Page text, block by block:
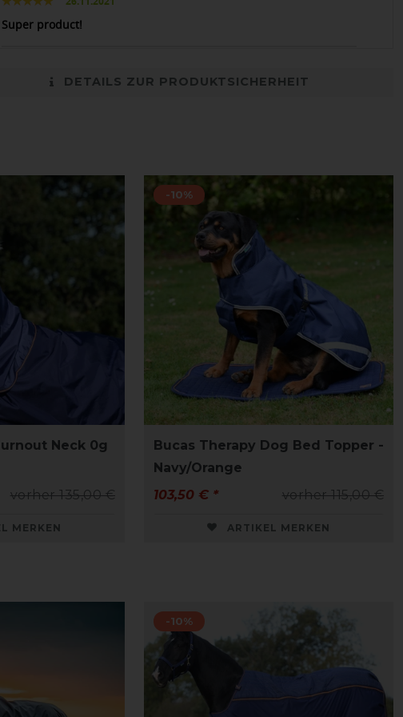
Super product!
DETAILS ZUR PRODUKTSICHERHEIT
Neck 0g
vorher 135,00 €
MERKEN
-10%
Bucas Therapy Dog Bed Topper -
Navy/Orange
vorher 115,00 €
103,50 € *
ARTIKEL MERKEN
-10%